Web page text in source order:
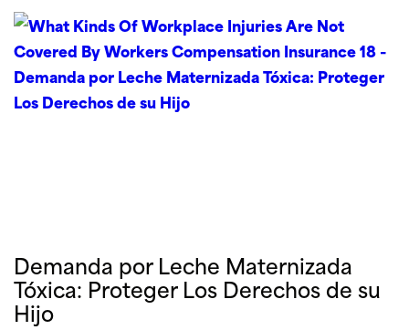
Demanda por Leche Maternizada
Tóxica: Proteger Los Derechos de su
Hijo